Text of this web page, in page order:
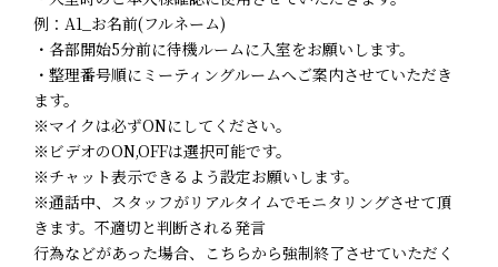
例：A1_お名前(フルネーム)
・各部開始5分前に待機ルームに入室をお願いします。
・整理番号順にミーティングルームへご案内させていただき
ます。
※マイクは必ずONにしてください。
※ビデオのON,OFFは選択可能です。
※チャット表示できるよう設定お願いします。
※通話中、スタッフがリアルタイムでモニタリングさせて頂
きます。不適切と判断される発言
行為などがあった場合、こちらから強制終了させていただく